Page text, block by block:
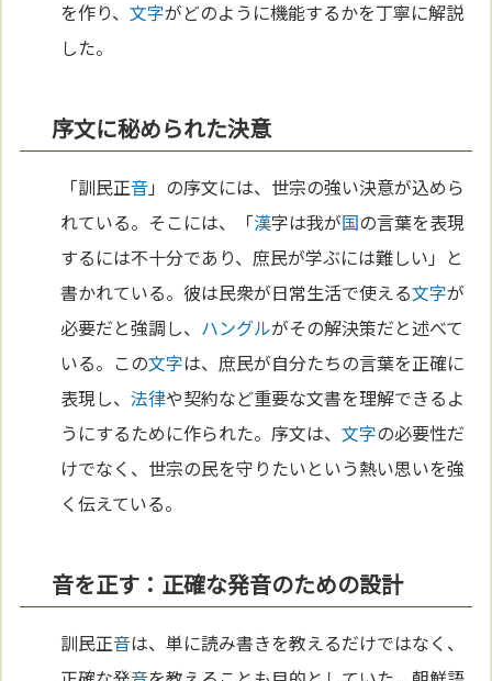
を作り、文字がどのように機能するかを丁寧に解説
した。
序文に秘められた決意
「訓民正音」の序文には、世宗の強い決意が込めら
れている。そこには、「漢字は我が国の言葉を表現
するには不十分であり、庶民が学ぶには難しい」と
書かれている。彼は民衆が日常生活で使える文字が
必要だと強調し、 ハングルがその解決策だと述べて
いる。この文字は、庶民が自分たちの言葉を正確に
表現し、法律や契約など重要な文書を理解できるよ
うにするために作られた。序文は、文字の必要性だ
けでなく、世宗の民を守りたいという熱い思いを強
く伝えている。
音を正す：正確な発音のための設計
訓民正音は、単に読み書きを教えるだけではなく、